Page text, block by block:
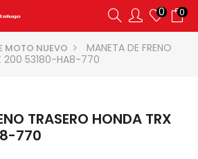
0 0
MOTO NUEVO
MANETA DE FRENO
200 53180-HA8-770
TRASERO HONDA TRX
770